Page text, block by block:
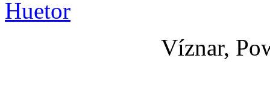
Víznar,